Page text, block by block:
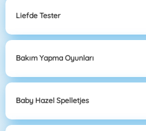
Liefde Tester
Bakım Yapma Oyunları
Baby Hazel Spelletjes